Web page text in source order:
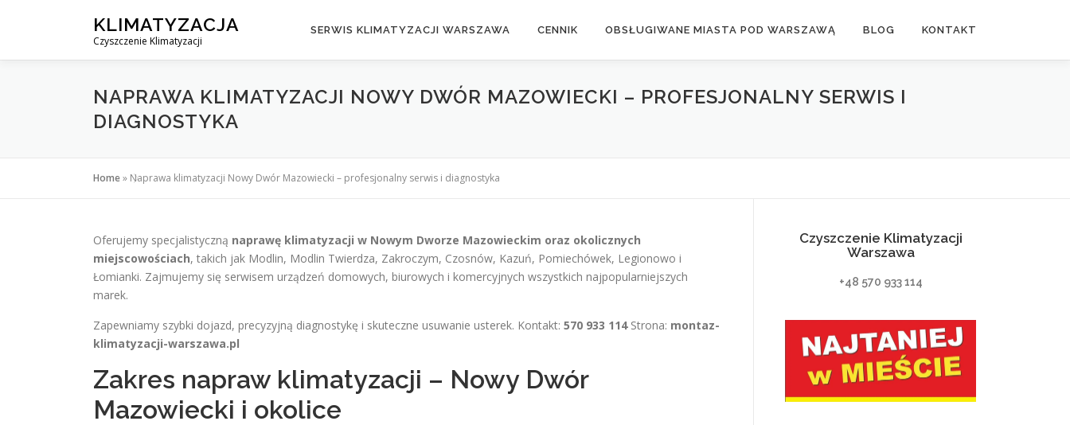
KLIMATYZACJA
Czyszczenie Klimatyzacji
SERWIS KLIMATYZACJI WARSZAWA CENNIK OBSŁUGIWANE MIASTA POD WARSZAWĄ BLOG KONTAKT
NAPRAWA KLIMATYZACJI NOWY DWÓR MAZOWIECKI – PROFESJONALNY SERWIS I
DIAGNOSTYKA
Home» Naprawa klimatyzacji Nowy Dwór Mazowiecki – profesjonalny serwis i diagnostyka
Oferujemy specjalistyczną naprawę klimatyzacji w Nowym Dworze Mazowieckim oraz okolicznych
miejscowościach, takich jak Modlin, Modlin Twierdza, Zakroczym, Czosnów, Kazuń, Pomiechówek, Legionowo i
Łomianki. Zajmujemy się serwisem urządzeń domowych, biurowych i komercyjnych wszystkich najpopularniejszych
marek.
Zapewniamy szybki dojazd, precyzyjną diagnostykę i skuteczne usuwanie usterek. Kontakt: 570 933 114Strona: montaz-
klimatyzacji-warszawa.pl
Zakres napraw klimatyzacji – Nowy Dwór
Mazowiecki i okolice
Czyszczenie Klimatyzacji
Warszawa
+48 570 933 114